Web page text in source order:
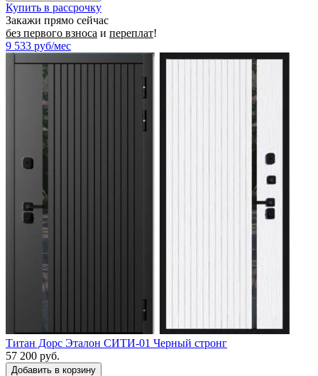
Купить в рассрочку
Закажи прямо сейчас
без первого взноса и переплат!
9 533 руб/мес
Титан Дорс Эталон СИТИ-01 Черный стронг
57 200 руб.